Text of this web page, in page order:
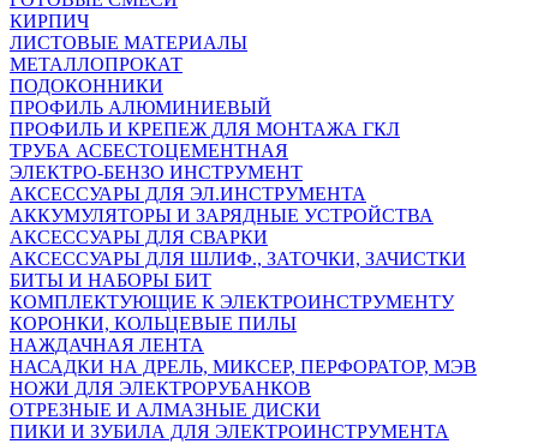
КИРПИЧ
ЛИСТОВЫЕ МАТЕРИАЛЫ
МЕТАЛЛОПРОКАТ
ПОДОКОННИКИ
ПРОФИЛЬ АЛЮМИНИЕВЫЙ
ПРОФИЛЬ И КРЕПЕЖ ДЛЯ МОНТАЖА ГКЛ
ТРУБА АСБЕСТОЦЕМЕНТНАЯ
ЭЛЕКТРО-БЕНЗО ИНСТРУМЕНТ
АКСЕССУАРЫ ДЛЯ ЭЛ.ИНСТРУМЕНТА
АККУМУЛЯТОРЫ И ЗАРЯДНЫЕ УСТРОЙСТВА
АКСЕССУАРЫ ДЛЯ СВАРКИ
АКСЕССУАРЫ ДЛЯ ШЛИФ., ЗАТОЧКИ, ЗАЧИСТКИ
БИТЫ И НАБОРЫ БИТ
КОМПЛЕКТУЮЩИЕ К ЭЛЕКТРОИНСТРУМЕНТУ
КОРОНКИ, КОЛЬЦЕВЫЕ ПИЛЫ
НАЖДАЧНАЯ ЛЕНТА
НАСАДКИ НА ДРЕЛЬ, МИКСЕР, ПЕРФОРАТОР, МЭВ
НОЖИ ДЛЯ ЭЛЕКТРОРУБАНКОВ
ОТРЕЗНЫЕ И АЛМАЗНЫЕ ДИСКИ
ПИКИ И ЗУБИЛА ДЛЯ ЭЛЕКТРОИНСТРУМЕНТА